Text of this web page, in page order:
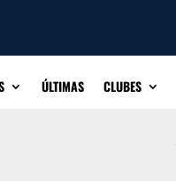
ÚLTIMAS CLUBES